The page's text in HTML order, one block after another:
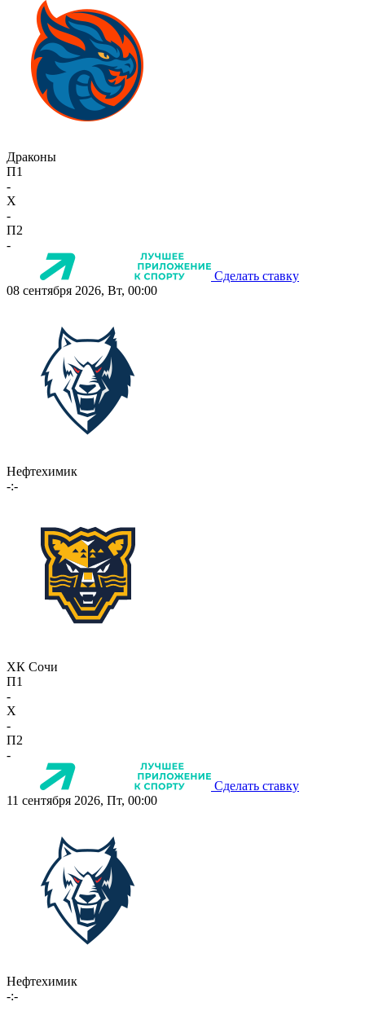
Драконы
П1
-
X
-
П2
-
Сделать ставку
08 сентября 2026, Вт, 00:00
Нефтехимик
-:-
ХК Сочи
П1
-
X
-
П2
-
Сделать ставку
11 сентября 2026, Пт, 00:00
Нефтехимик
-:-